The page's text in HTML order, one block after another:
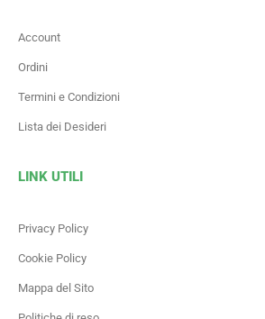
Account
Ordini
Termini e Condizioni
Lista dei Desideri
LINK UTILI
Privacy Policy
Cookie Policy
Mappa del Sito